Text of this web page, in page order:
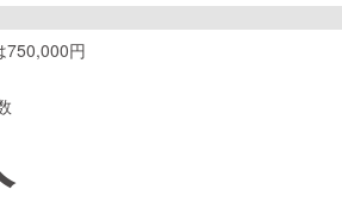
750,000円